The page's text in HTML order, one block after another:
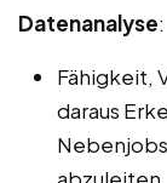
Datenanalyse:
Fähigkeit,
daraus